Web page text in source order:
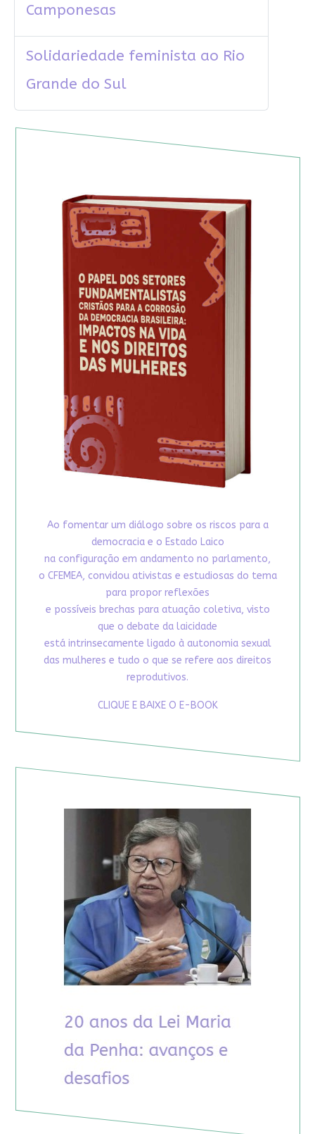
Camponesas
Solidariedade feminista ao Rio
Grande do Sul
Ao fomentar um diálogo sobre os riscos para a
democracia e o Estado Laico
na configuração em andamento no parlamento,
o CFEMEA, convidou ativistas e estudiosas do tema
para propor reflexões
e possíveis brechas para atuação coletiva, visto
que o debate da laicidade
está intrinsecamente ligado à autonomia sexual
das mulheres e tudo o que se refere aos direitos
reprodutivos.
CLIQUE E BAIXE O E-BOOK